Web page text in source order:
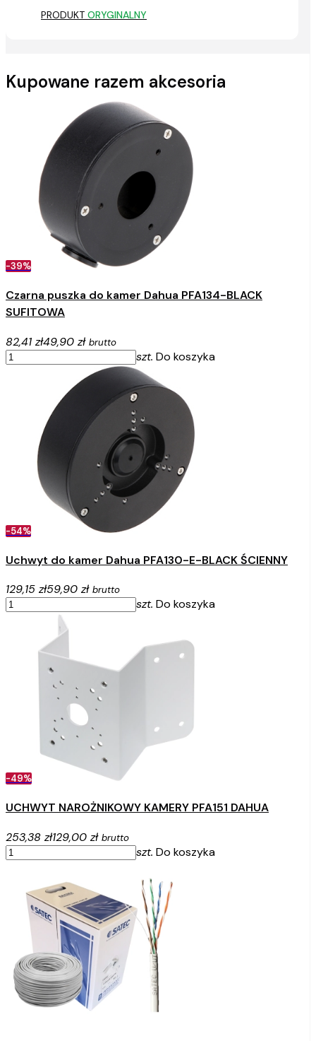
PRODUKT ORYGINALNY
Kupowane razem akcesoria
-39%
Czarna puszka do kamer Dahua PFA134-BLACK
SUFITOWA
82,41 zł49,90 zł brutto
szt. Do koszyka
-54%
Uchwyt do kamer Dahua PFA130-E-BLACK ŚCIENNY
129,15 zł59,90 zł brutto
szt. Do koszyka
-49%
UCHWYT NAROŻNIKOWY KAMERY PFA151 DAHUA
253,38 zł129,00 zł brutto
szt. Do koszyka